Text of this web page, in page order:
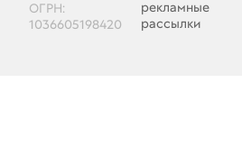
ОГРН:
1036605198420
рекламные
рассылки